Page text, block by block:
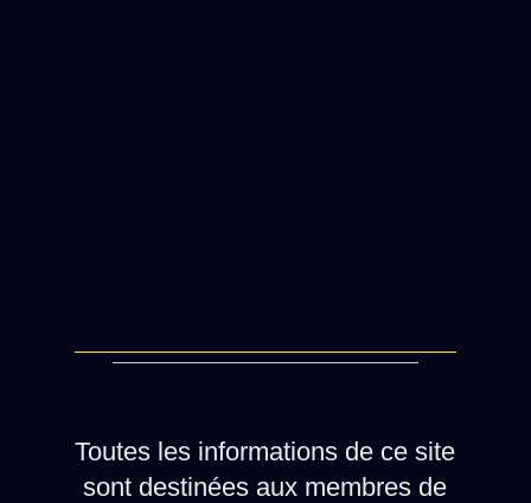
Toutes les informations de ce site
sont destinées aux membres de